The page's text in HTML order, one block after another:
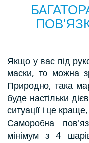
Якщо у вас під
маски, то можна
Природно, така
буде настільки
ситуації і це
Саморобна
мінімум з 4